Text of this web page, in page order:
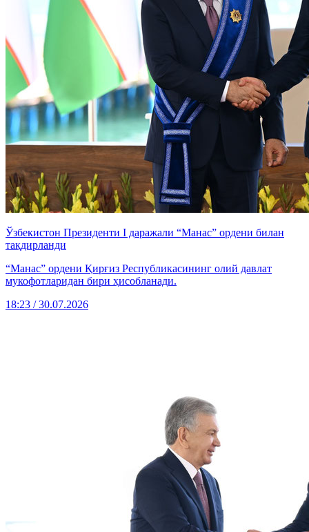
Ўзбекистон Президенти I даражали “Манас” ордени билан
тақдирланди
“Манас” ордени Қирғиз Республикасининг олий давлат
мукофотларидан бири ҳисобланади.
18:23 / 30.07.2026